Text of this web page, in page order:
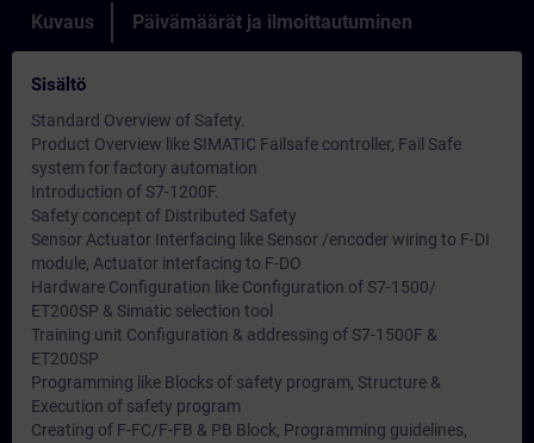
Kuvaus Päivämäärät ja ilmoittautuminen
Sisältö
Standard Overview of Safety.
Product Overview like SIMATIC Failsafe controller, Fail Safe
system for factory automation
Introduction of S7-1200F.
Safety concept of Distributed Safety
Sensor Actuator Interfacing like Sensor /encoder wiring to F-DI
module, Actuator interfacing to F-DO
Hardware Configuration like Configuration of S7-1500/
ET200SP & Simatic selection tool
Training unit Configuration & addressing of S7-1500F &
ET200SP
Programming like Blocks of safety program, Structure &
Execution of safety program
Creating of F-FC/F-FB & PB Block, Programming guidelines,